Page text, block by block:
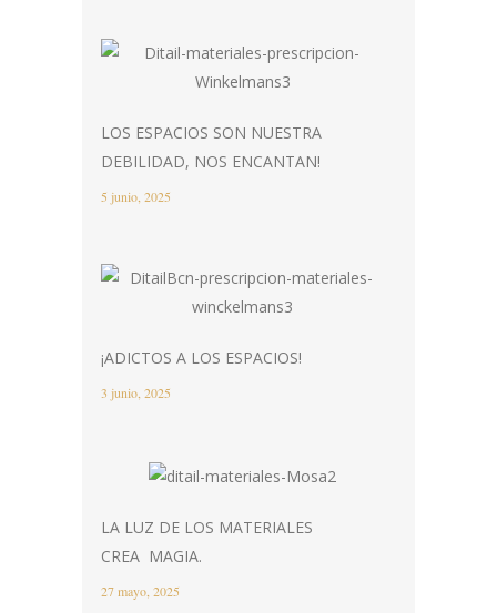
LOS ESPACIOS SON NUESTRA
DEBILIDAD, NOS ENCANTAN!
5 junio, 2025
¡ADICTOS A LOS ESPACIOS!
3 junio, 2025
LA LUZ DE LOS MATERIALES
CREA MAGIA.
27 mayo, 2025